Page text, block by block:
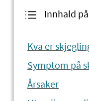
Innhald
Kva er
Symptom på
Årsaker